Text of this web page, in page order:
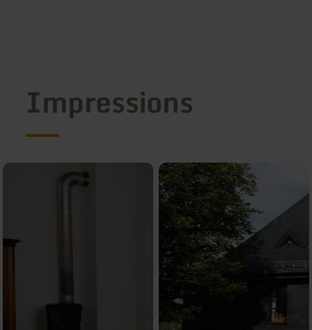
Impressions